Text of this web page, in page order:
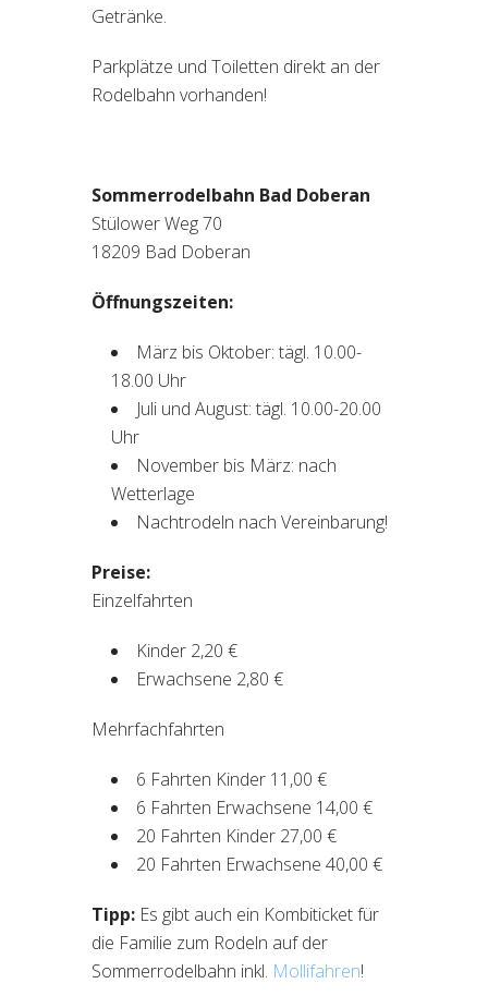
Getränke.
Parkplätze und Toiletten direkt an der
Rodelbahn vorhanden!
Sommerrodelbahn Bad Doberan
Stülower Weg 70
18209 Bad Doberan
Öffnungszeiten:
März bis Oktober: tägl. 10.00-
18.00 Uhr
Juli und August: tägl. 10.00-20.00
Uhr
November bis März: nach
Wetterlage
Nachtrodeln nach Vereinbarung!
Preise:
Einzelfahrten
Kinder 2,20 €
Erwachsene 2,80 €
Mehrfachfahrten
6 Fahrten Kinder 11,00 €
6 Fahrten Erwachsene 14,00 €
20 Fahrten Kinder 27,00 €
20 Fahrten Erwachsene 40,00 €
Tipp: Es gibt auch ein Kombiticket für
die Familie zum Rodeln auf der
Sommerrodelbahn inkl. Mollifahren!